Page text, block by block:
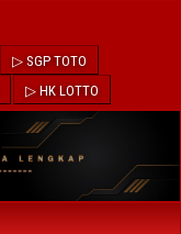
▷ SGP TOTO
▷ HK LOTTO